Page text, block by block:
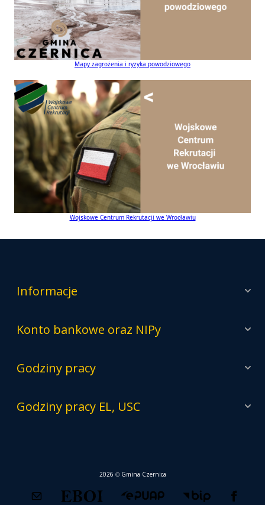
Mapy zagrożenia i ryzyka powodziowego
Wojskowe Centrum Rekrutacji we Wrocławiu
Informacje
Konto bankowe oraz NIPy
Godziny pracy
Godziny pracy EL, USC
2026 © Gmina Czernica